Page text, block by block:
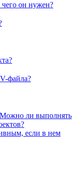
чего он нужен?
файла?
Можно ли выполнять
если в нем